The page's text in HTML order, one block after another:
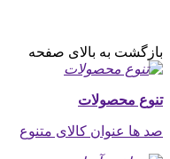
بازگشت به بالای صفحه
تنوع محصولات
صد ها عنوان کالای متنوع